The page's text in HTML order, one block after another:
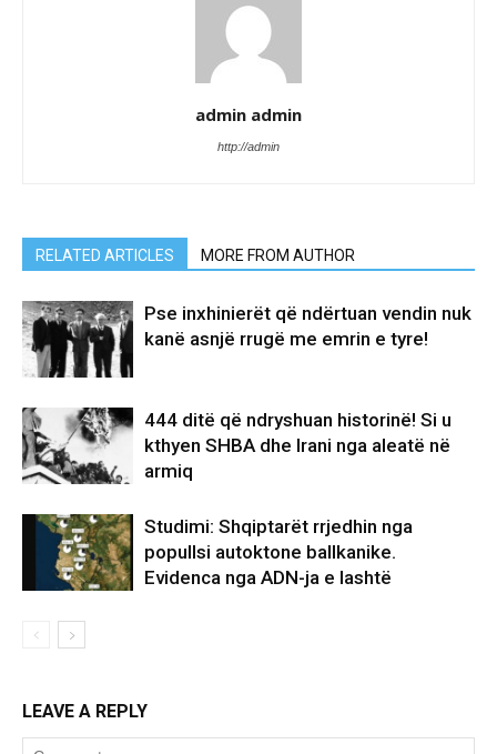
admin admin
http://admin
RELATED ARTICLES MORE FROM AUTHOR
Pse inxhinierët që ndërtuan vendin nuk
kanë asnjë rrugë me emrin e tyre!
444 ditë që ndryshuan historinë! Si u
kthyen SHBA dhe Irani nga aleatë në
armiq
Studimi: Shqiptarët rrjedhin nga
popullsi autoktone ballkanike.
Evidenca nga ADN-ja e lashtë
LEAVE A REPLY